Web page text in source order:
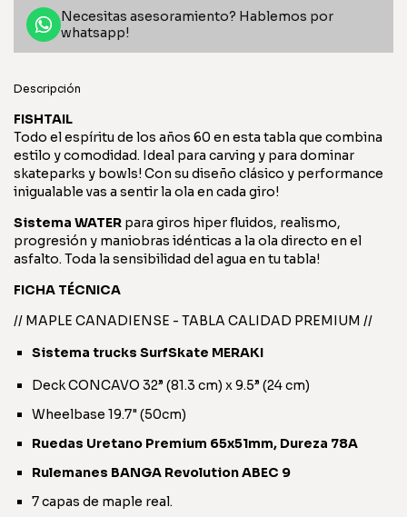
Necesitas asesoramiento? Hablemos por
whatsapp!
Descripción
FISHTAIL
Todo el espíritu de los años 60 en esta tabla que combina
estilo y comodidad. Ideal para carving y para dominar
skateparks y bowls! Con su diseño clásico y performance
inigualable vas a sentir la ola en cada giro!
Sistema WATER para giros hiper fluidos, realismo,
progresión y maniobras idénticas a la ola directo en el
asfalto. Toda la sensibilidad del agua en tu tabla!
FICHA TÉCNICA
// MAPLE CANADIENSE - TABLA CALIDAD PREMIUM //
Sistema trucks SurfSkate MERAKI
Deck CONCAVO 32” (81.3 cm) x 9.5” (24 cm)
Wheelbase 19.7" (50cm)
Ruedas Uretano Premium 65x51mm, Dureza 78A
Rulemanes BANGA Revolution ABEC 9
7 capas de maple real.